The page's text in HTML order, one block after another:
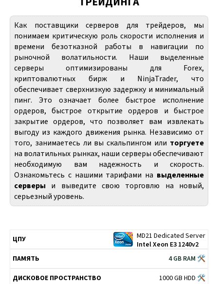
Как поставщики серверов для трейдеров, мы
понимаем критическую роль скорости исполнения и
времени безотказной работы в навигации по
рыночной волатильности. Наши выделенные
серверы оптимизированы для Forex,
криптовалютных бирж и NinjaTrader, что
обеспечивает сверхнизкую задержку и минимальный
пинг. Это означает более быстрое исполнение
ордеров, быстрое открытие ордеров и быстрое
закрытие ордеров, что позволяет вам извлекать
выгоду из каждого движения рынка. Независимо от
того, занимаетесь ли вы скальпингом или торгуете
на волатильных рынках, наши серверы обеспечивают
необходимую вам надежность и скорость.
Ознакомьтесь с нашими тарифами на выделенные
серверы и выведите свою торговлю на новый,
серьезный уровень.
ЦПУ
ТРАФИК/
ПОРТ
CPUMARK*
МИН
ПЕРИОД*
MD21 Dedicated Server
Intel Xeon E3 1240v2
4 GB RAM 🛠
1000 GB HDD 🛠